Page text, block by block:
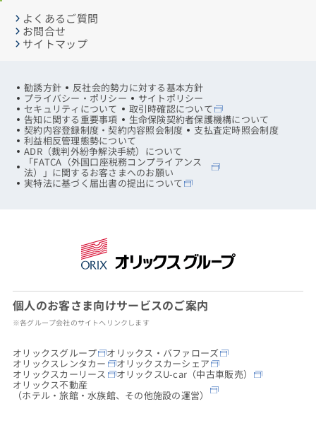
よくあるご質問
お問合せ
サイトマップ
勧誘方針 反社会的勢力に対する基本方針
プライバシー・ポリシー サイトポリシー
セキュリティについて 取引時確認について
告知に関する重要事項 生命保険契約者保護機構について
契約内容登録制度・契約内容照会制度 支払査定時照会制度
利益相反管理態勢について
ADR（裁判外紛争解決手続）について
「FATCA（外国口座税務コンプライアンス
法）」に関するお客さまへのお願い
実特法に基づく届出書の提出について
個人のお客さま向けサービスのご案内
※各グループ会社のサイトへリンクします
オリックスグループ オリックス・バファローズ
オリックスレンタカー オリックスカーシェア
オリックスカーリース オリックスU-car（中古車販売）
オリックス不動産
（ホテル・旅館・水族館、その他施設の運営）